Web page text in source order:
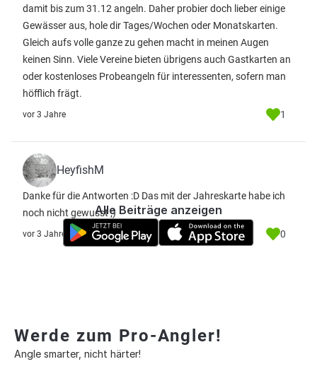
damit bis zum 31.12 angeln. Daher probier doch lieber einige
Gewässer aus, hole dir Tages/Wochen oder Monatskarten.
Gleich aufs volle ganze zu gehen macht in meinen Augen
keinen Sinn. Viele Vereine bieten übrigens auch Gastkarten an
oder kostenloses Probeangeln für interessenten, sofern man
höfflich frägt.
vor 3 Jahre 1
HeyfishM
Danke für die Antworten :D Das mit der Jahreskarte habe ich
noch nicht gewusst ;)
vor 3 Jahre 0
Alle Beiträge anzeigen
Werde zum Pro-Angler!
Angle smarter, nicht härter!